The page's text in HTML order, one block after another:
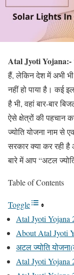
Atal Jyoti Yojana:-
हैं, लेकिन देश में अभी
नहीं हो पाया है। कई
है भी, वहां बार-बार
ऐसे क्षेत्रों की पहचान
ज्योति योजना नाम से
सरकार क्या कर रही
बारे में आप “अटल
Table of Contents
Toggle
Atal Jyoti Yojana
About Atal Jyoti
अटल ज्योति
Atal Jyoti Yojana